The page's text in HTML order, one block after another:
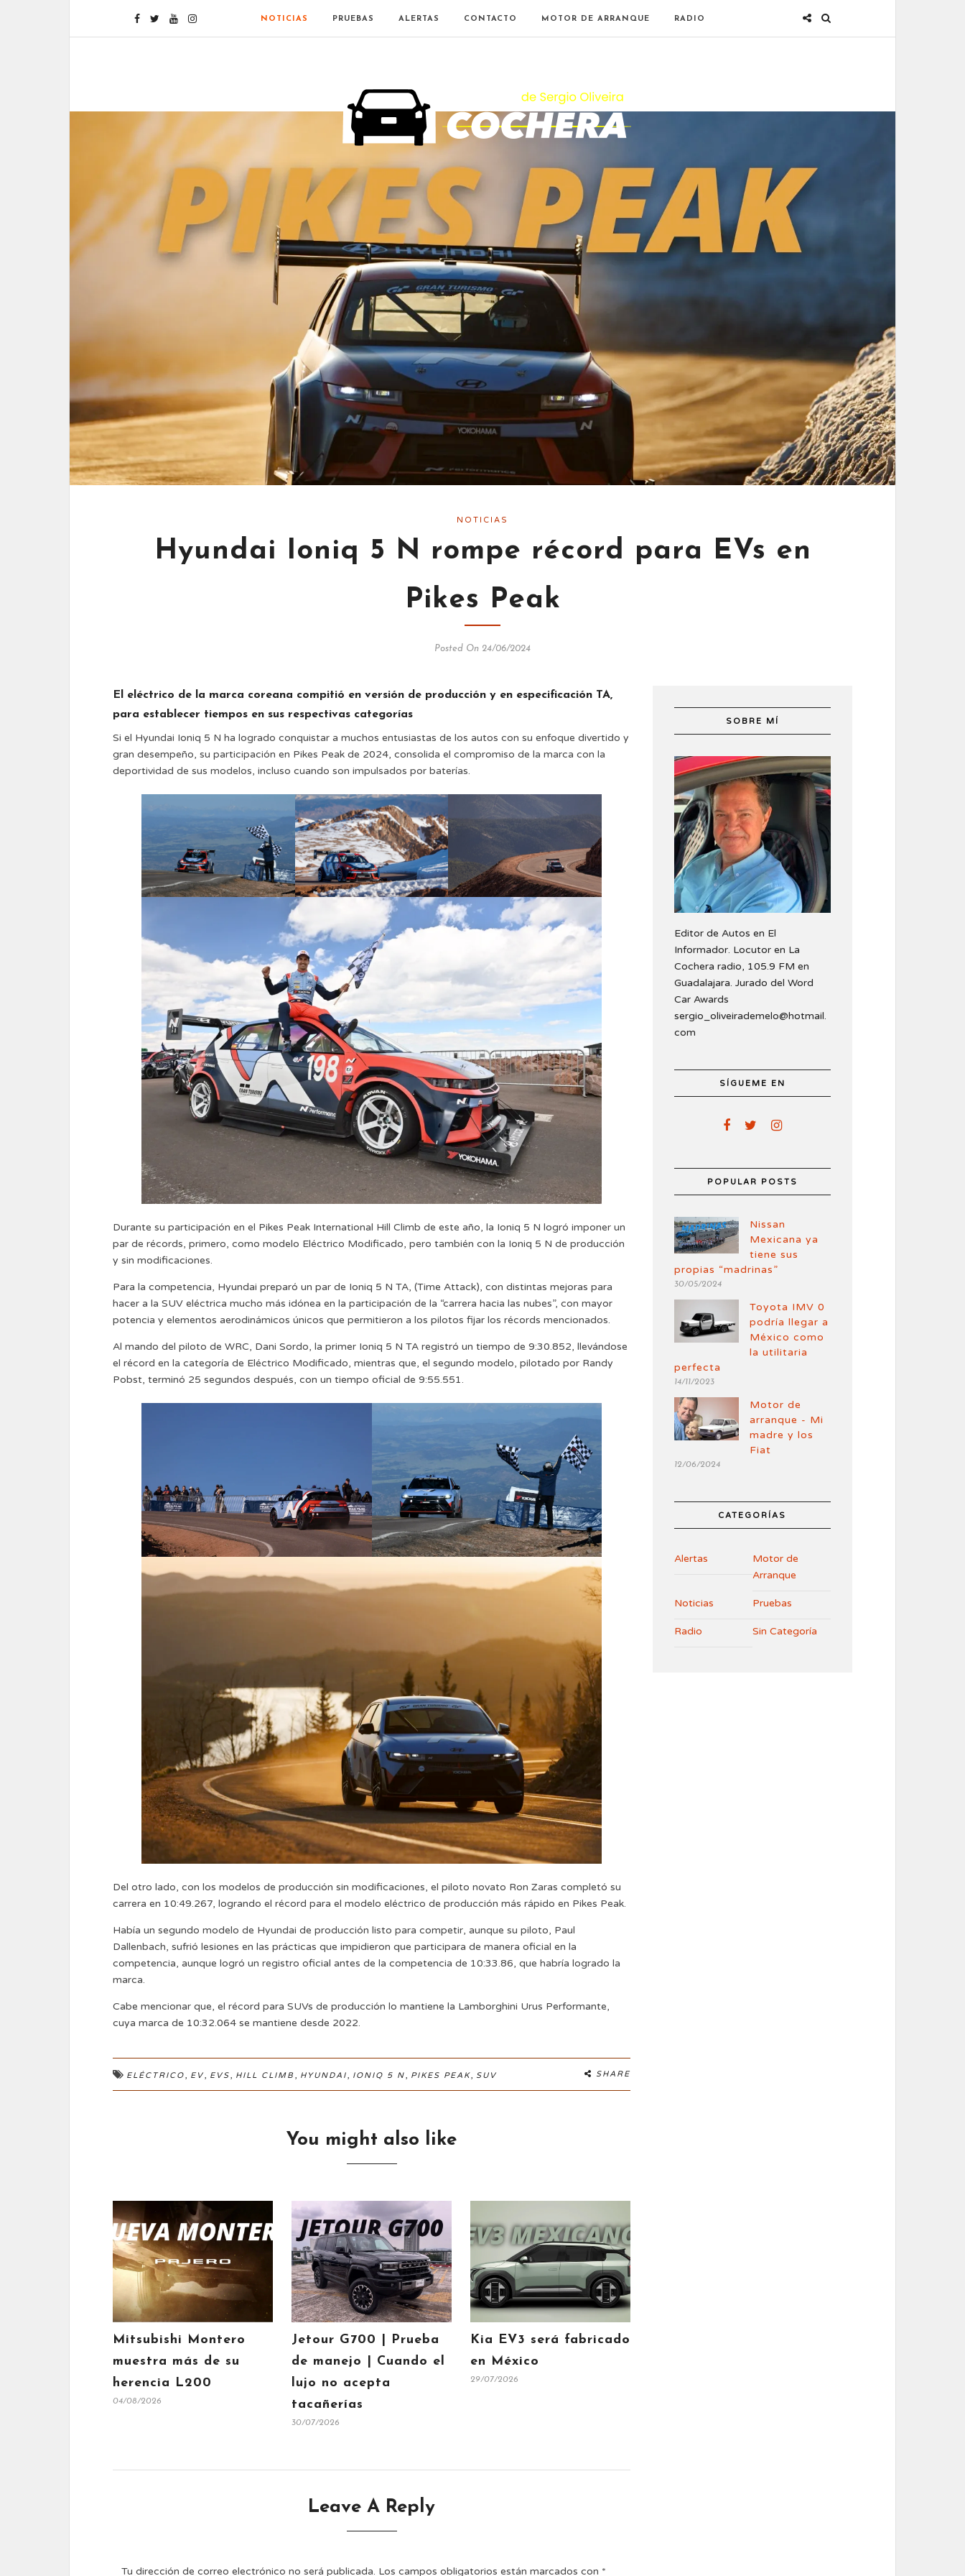
NOTICIAS PRUEBAS ALERTAS CONTACTO MOTOR DE ARRANQUE RADIO
NOTICIAS
Hyundai Ioniq 5 N rompe récord para EVs en
Pikes Peak
Posted On 24/06/2024
El eléctrico de la marca coreana compitió en versión de producción y en especificación TA,
para establecer tiempos en sus respectivas categorías
Si el Hyundai Ioniq 5 N ha logrado conquistar a muchos entusiastas de los autos con su enfoque divertido y
gran desempeño, su participación en Pikes Peak de 2024, consolida el compromiso de la marca con la
deportividad de sus modelos, incluso cuando son impulsados por baterías.
Durante su participación en el Pikes Peak International Hill Climb de este año, la Ioniq 5 N logró imponer un
par de récords, primero, como modelo Eléctrico Modificado, pero también con la Ioniq 5 N de producción
y sin modificaciones.
Para la competencia, Hyundai preparó un par de Ioniq 5 N TA, (Time Attack), con distintas mejoras para
hacer a la SUV eléctrica mucho más idónea en la participación de la “carrera hacia las nubes”, con mayor
potencia y elementos aerodinámicos únicos que permitieron a los pilotos fijar los récords mencionados.
Al mando del piloto de WRC, Dani Sordo, la primer Ioniq 5 N TA registró un tiempo de 9:30.852, llevándose
el récord en la categoría de Eléctrico Modificado, mientras que, el segundo modelo, pilotado por Randy
Pobst, terminó 25 segundos después, con un tiempo oficial de 9:55.551.
Del otro lado, con los modelos de producción sin modificaciones, el piloto novato Ron Zaras completó su
carrera en 10:49.267, logrando el récord para el modelo eléctrico de producción más rápido en Pikes Peak.
Había un segundo modelo de Hyundai de producción listo para competir, aunque su piloto, Paul
Dallenbach, sufrió lesiones en las prácticas que impidieron que participara de manera oficial en la
competencia, aunque logró un registro oficial antes de la competencia de 10:33.86, que habría logrado la
marca.
Cabe mencionar que, el récord para SUVs de producción lo mantiene la Lamborghini Urus Performante,
cuya marca de 10:32.064 se mantiene desde 2022.
ELÉCTRICO, EV, EVS, HILL CLIMB , HYUNDAI, IONIQ 5 N, PIKES PEAK, SUV SHARE
You might also like
Mitsubishi Montero
muestra más de su
herencia L200
04/08/2026
Jetour G700 | Prueba
de manejo | Cuando el
lujo no acepta
tacañerías
30/07/2026
Kia EV3 será fabricado
en México
29/07/2026
Leave A Reply
Tu dirección de correo electrónico no será publicada. Los campos obligatorios están marcados con *
SOBRE MÍ
Editor de Autos en El
Informador. Locutor en La
Cochera radio, 105.9 FM en
Guadalajara. Jurado del Word
Car Awards
sergio_oliveirademelo@hotmail.
com
SÍGUEME EN
POPULAR POSTS
Nissan
Mexicana ya
tiene sus
propias “madrinas”
30/05/2024
Toyota IMV 0
podría llegar a
México como
la utilitaria
perfecta
14/11/2023
Motor de
arranque - Mi
madre y los
Fiat
12/06/2024
CATEGORÍAS
Alertas
Motor de
Arranque
Noticias Pruebas
Radio Sin Categoría